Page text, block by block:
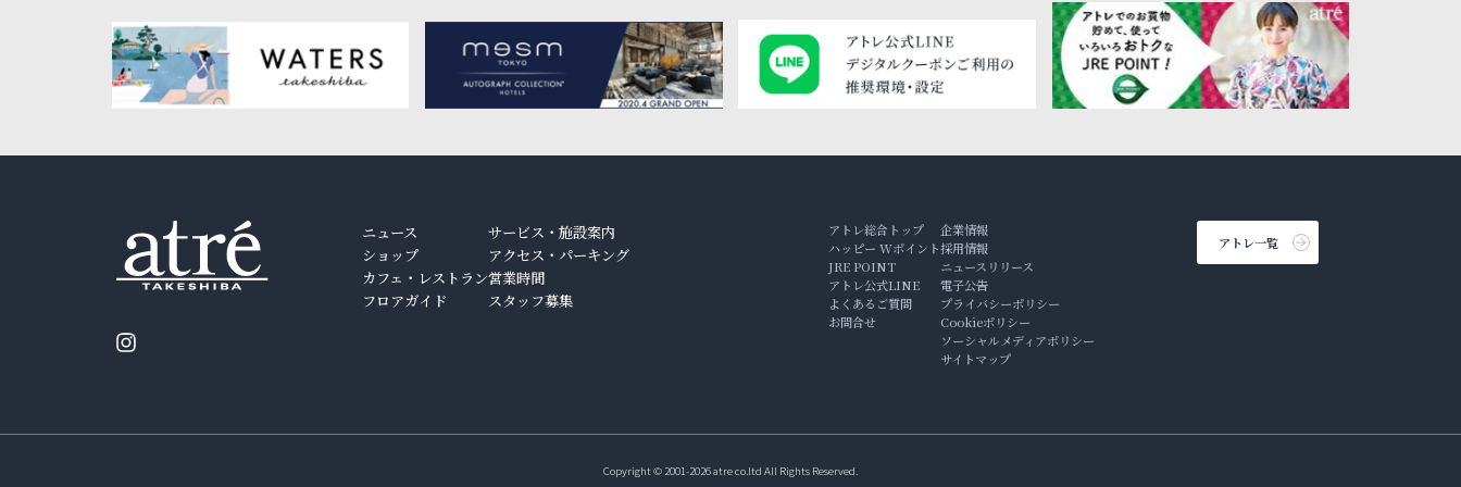
ニュース
ショップ
カフェ・レストラン
フロアガイド
サービス・施設案内
アクセス・パーキング
営業時間
スタッフ募集
アトレ総合トップ
ハッピー Wポイント
JRE POINT
アトレ公式LINE
よくあるご質問
お問合せ
企業情報
採用情報
ニュースリリース
電子公告
プライバシーポリシー
Cookieポリシー
ソーシャルメディアポリシー
サイトマップ
アトレ一覧
Copyright © 2001-2026 atre co.ltd All Rights Reserved.